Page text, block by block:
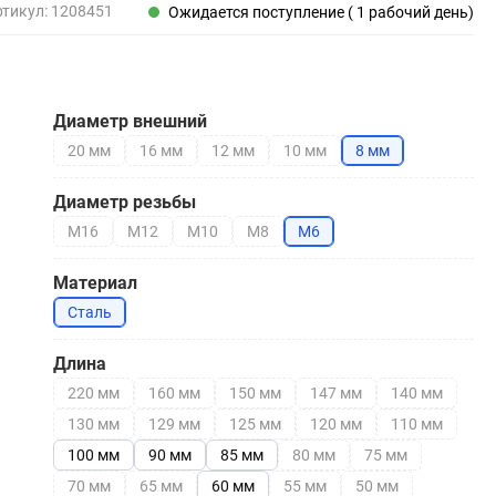
Клеи монтажные
Пистолеты для герметиков
Хомуты стяжки нейлоновые и стальные
Вилки электрические
Удлинители электрические
Фонари
1208451 Ожидается поступление ( 1 рабочий день)
Диаметр внешний
20 мм 16 мм 12 мм 10 мм 8 мм
Диаметр резьбы
М16 М12 М10 М8 М6
Материал
Сталь
Длина
220 мм 160 мм 150 мм 147 мм
140 мм
130 мм
129 мм 125 мм 120 мм
110 мм
100 мм
90 мм 85 мм 80 мм
75 мм
70 мм
65 мм 60 мм 55 мм
50 мм